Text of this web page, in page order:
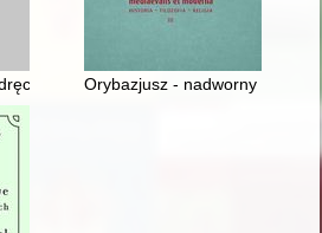
szkolne w perspektywie XXI
Orybazjusz - nadworny lekarz